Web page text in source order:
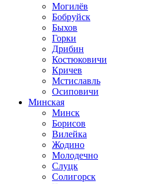
Могилёв
Бобруйск
Быхов
Горки
Дрибин
Костюковичи
Кричев
Мстиславль
Осиповичи
Минская
Минск
Борисов
Вилейка
Жодино
Молодечно
Слуцк
Солигорск